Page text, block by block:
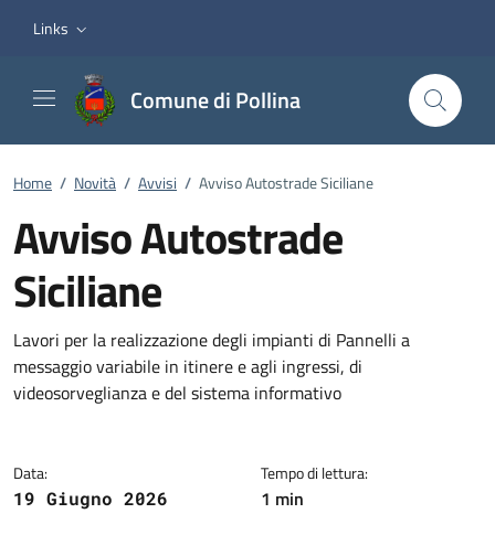
Links
Comune di Pollina
Home / Novità / Avvisi / Avviso Autostrade Siciliane
Avviso Autostrade
Siciliane
Dettagli della notizia
Lavori per la realizzazione degli impianti di Pannelli a
messaggio variabile in itinere e agli ingressi, di
videosorveglianza e del sistema informativo
Data:
19 Giugno 2026
Tempo di lettura:
1 min